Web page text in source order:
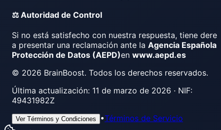
⚖️ Autoridad de Control
Si no está satisfecho con nuestra respuesta, tiene
a presentar una reclamación ante la Agencia Española
Protección de Datos (AEPD)en www.aepd.es
© 2026 BrainBoost. Todos los derechos reservados.
Última actualización: 11 de marzo de 2026 · NIF:
49431982Z
Ver Términos y Condiciones •Términos de Servicio